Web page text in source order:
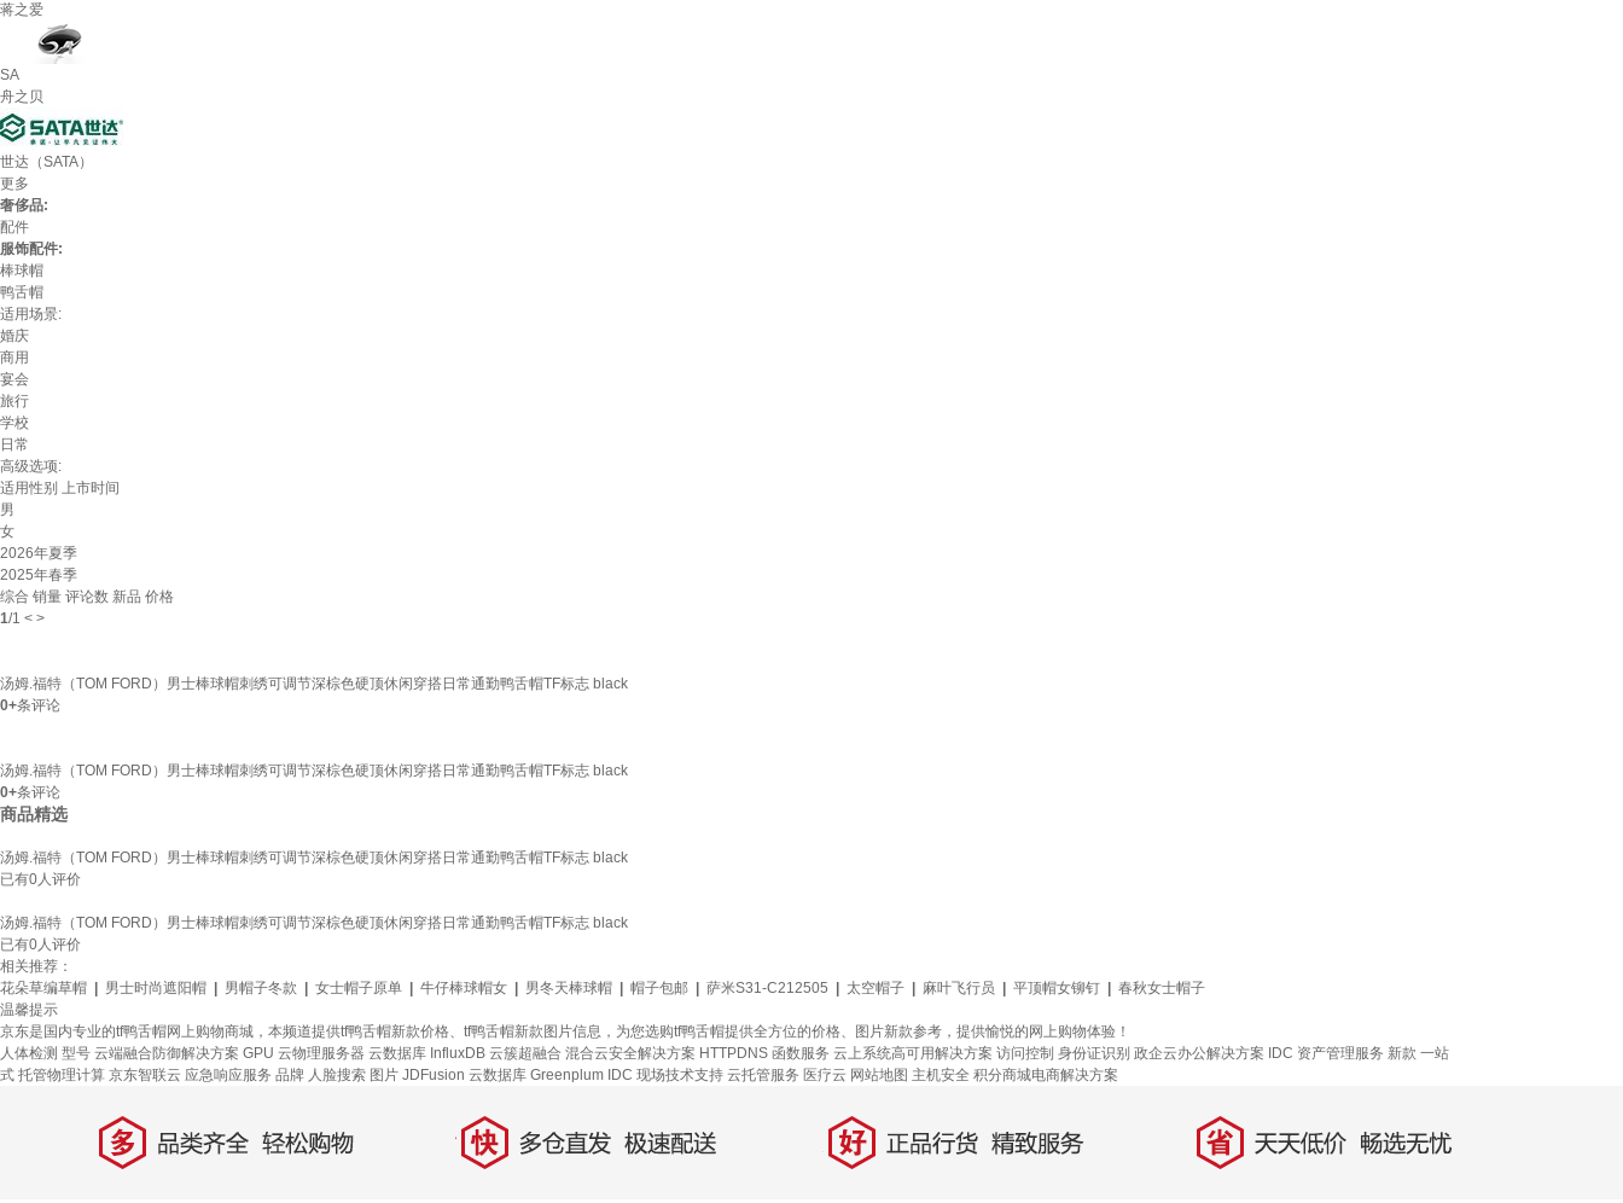
蒋之爱
SA
舟之贝
世达（SATA）
更多
奢侈品:
配件
服饰配件:
棒球帽
鸭舌帽
适用场景:
婚庆
商用
宴会
旅行
学校
日常
高级选项:
适用性别 上市时间
男
女
2026年夏季
2025年春季
综合 销量 评论数 新品 价格
1/1 < >
汤姆.福特（TOM FORD）男士棒球帽刺绣可调节深棕色硬顶休闲穿搭日常通勤鸭舌帽TF标志 black
0+条评论
汤姆.福特（TOM FORD）男士棒球帽刺绣可调节深棕色硬顶休闲穿搭日常通勤鸭舌帽TF标志 black
0+条评论
商品精选
汤姆.福特（TOM FORD）男士棒球帽刺绣可调节深棕色硬顶休闲穿搭日常通勤鸭舌帽TF标志 black
已有0人评价
汤姆.福特（TOM FORD）男士棒球帽刺绣可调节深棕色硬顶休闲穿搭日常通勤鸭舌帽TF标志 black
已有0人评价
相关推荐：
花朵草编草帽
男士时尚遮阳帽 男帽子冬款 女士帽子原单 牛仔棒球帽女 男冬天棒球帽 帽子包邮 萨米S31-C212505 太空帽子 麻叶飞行员 平顶帽女铆钉
春秋女士帽子
温馨提示
京东是国内专业的tf鸭舌帽网上购物商城，本频道提供tf鸭舌帽新款价格、tf鸭舌帽新款图片信息，为您选购tf鸭舌帽提供全方位的价格、图片新款参考，提供愉悦的网上购物体验！
人体检测 型号 云端融合防御解决方案 GPU 云物理服务器 云数据库 InfluxDB 云簇超融合 混合云安全解决方案 HTTPDNS 函数服务 云上系统高可用解决方案 访问控制 身份证识别 政企云办公解决方案 IDC 资产管理服务 新款 一站
式 托管物理计算 京东智联云 应急响应服务 品牌 人脸搜索 图片 JDFusion 云数据库 Greenplum IDC 现场技术支持 云托管服务 医疗云 网站地图 主机安全 积分商城电商解决方案
多 品类齐全，轻松购物 快 多仓直发，极速配送 好 正品行货，精致服务 省 天天低价，畅选无忧